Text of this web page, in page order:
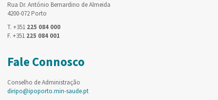
Rua Dr. António Bernardino de Almeida
4200-072 Porto
T. +351 225 084 000
F. +351 225 084 001
Fale Connosco
Conselho de Administração
diripo@ipoporto.min-saude.pt